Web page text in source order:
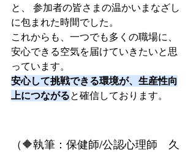
と、 参加者の皆さまの温かいまなざし
に包まれた時間でした。
これからも、一つでも多くの職場に、
安心できる空気を届けていきたいと思
っています。
安心して挑戦できる環境が、生産性向
上につながると確信しております。
（🔶執筆：保健師/公認心理師　久